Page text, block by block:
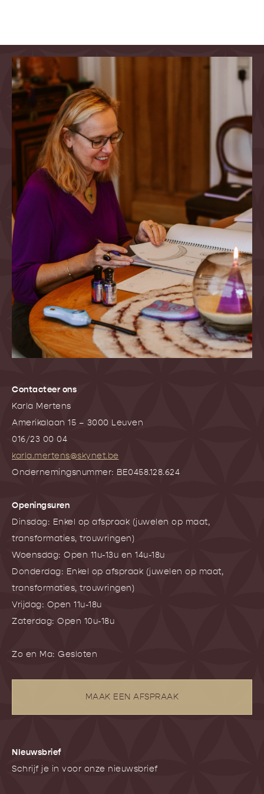
Contacteer ons
Karla Mertens
Amerikalaan 15 – 3000 Leuven
016/23 00 04
karla.mertens@skynet.be
Ondernemingsnummer: BE0458.128.624
Openingsuren
Dinsdag: Enkel op afspraak (juwelen op maat,
transformaties, trouwringen)
Woensdag: Open 11u-13u en 14u-18u
Donderdag: Enkel op afspraak (juwelen op maat,
transformaties, trouwringen)
Vrijdag: Open 11u-18u
Zaterdag: Open 10u-18u
Zo en Ma: Gesloten
MAAK EEN AFSPRAAK
NIeuwsbrief
Schrijf je in voor onze nieuwsbrief